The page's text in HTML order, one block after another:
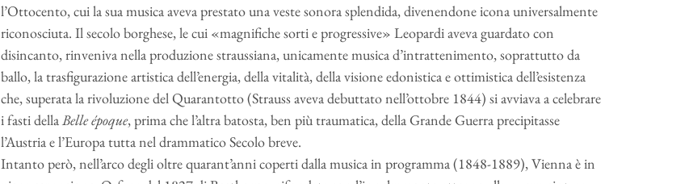
l’Ottocento, cui la sua musica aveva prestato una veste sonora splendida, divenendone icona universalmente
riconosciuta. Il secolo borghese, le cui «magnifiche sorti e progressive» Leopardi aveva guardato con
disincanto, rinveniva nella produzione straussiana, unicamente musica d’intrattenimento, soprattutto da
ballo, la trasfigurazione artistica dell’energia, della vitalità, della visione edonistica e ottimistica dell’esistenza
che, superata la rivoluzione del Quarantotto (Strauss aveva debuttato nell’ottobre 1844) si avviava a celebrare
i fasti dellaBelle époque, prima che l’altra batosta, ben più traumatica, della Grande Guerra precipitasse
l’Austria e l’Europa tutta nel drammatico Secolo breve.
Intanto però, nell’arco degli oltre quarant’anni coperti dalla musica in programma (1848-1889), Vienna è in